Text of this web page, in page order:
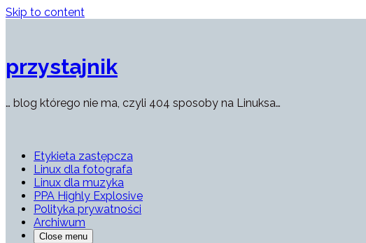
Skip to content
przystajnik
… blog którego nie ma, czyli 404 sposoby na Linuksa…
Etykieta zastępcza
Linux dla fotografa
Linux dla muzyka
PPA Highly Explosive
Polityka prywatności
Archiwum
Close menu